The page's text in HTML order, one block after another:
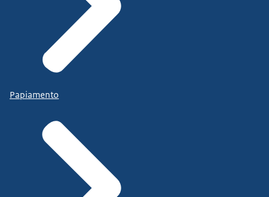
Papiamento